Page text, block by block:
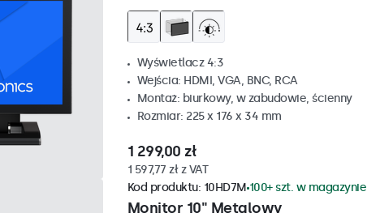
Wyświetlacz 4:3
Wejścia: HDMI, VGA, BNC, RCA
Montaż: biurkowy, w zabudowie, ścienny
Rozmiar: 225 x 176 x 34 mm
1 299,00 zł
1 597,77 zł z VAT
Monitor 10" Metalowy
Kod produktu: 10HD7M 100+ szt. w magazynie